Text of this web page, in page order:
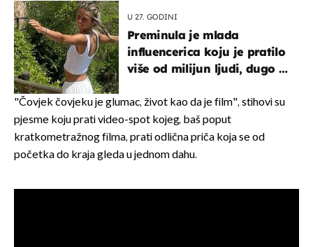
U 27. GODINI
Preminula je mlada
influencerica koju je pratilo
više od milijun ljudi, dugo se
"Čovjek čovjeku je glumac, život kao da je film", stihovi su
pjesme koju prati video-spot kojeg, baš poput
kratkometražnog filma, prati odlična priča koja se od
početka do kraja gleda u jednom dahu.